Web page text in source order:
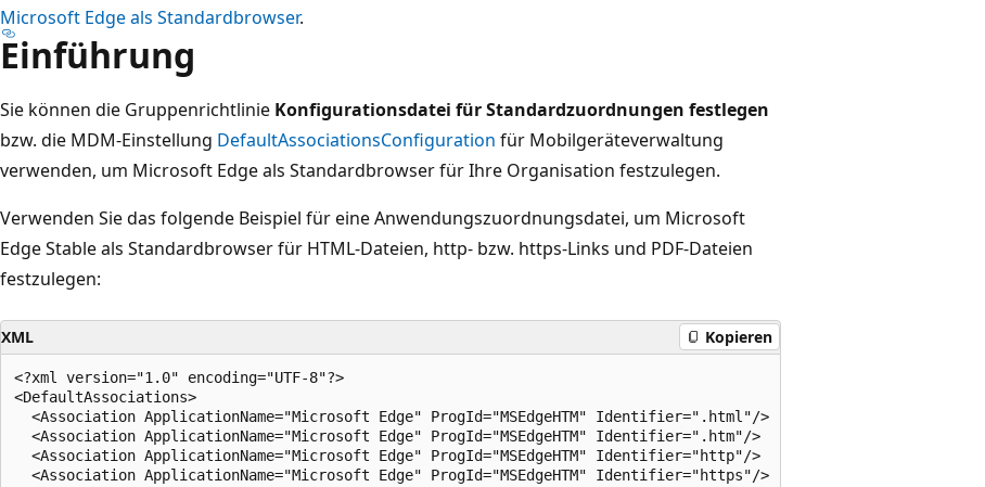
Microsoft Edge als Standardbrowser.
Einführung
Sie können die Gruppenrichtlinie Konfigurationsdatei für Standardzuordnungen festlegen
bzw. die MDM-Einstellung DefaultAssociationsConfiguration für Mobilgeräteverwaltung
verwenden, um Microsoft Edge als Standardbrowser für Ihre Organisation festzulegen.
Verwenden Sie das folgende Beispiel für eine Anwendungszuordnungsdatei, um Microsoft
Edge Stable als Standardbrowser für HTML-Dateien, http- bzw. https-Links und PDF-Dateien
festzulegen:
XML Kopieren
<?xml version="1.0" encoding="UTF-8"?>
<DefaultAssociations>
  <Association ApplicationName="Microsoft Edge" ProgId="MSEdgeHTM" Identifier=".html"/>
  <Association ApplicationName="Microsoft Edge" ProgId="MSEdgeHTM" Identifier=".htm"/>
  <Association ApplicationName="Microsoft Edge" ProgId="MSEdgeHTM" Identifier="http"/>
  <Association ApplicationName="Microsoft Edge" ProgId="MSEdgeHTM" Identifier="https"/>